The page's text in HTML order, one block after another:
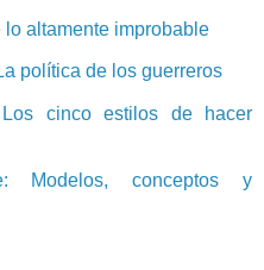
altamente improbable
política de los guerreros
cinco estilos de hacer
Modelos, conceptos y